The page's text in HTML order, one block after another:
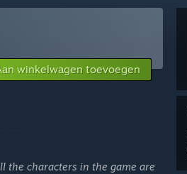
winkelwagen toevoegen
the characters in the game are